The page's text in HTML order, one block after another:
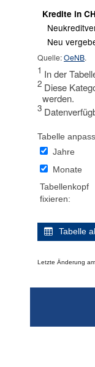
Kredite in
Neu
Quelle:OeNB.
1 In der
2 Diese
werden.
3
Tabelle
Jahre
Monate
Tabellenkopf
fixieren:
Tabelle
Letzte Änderung